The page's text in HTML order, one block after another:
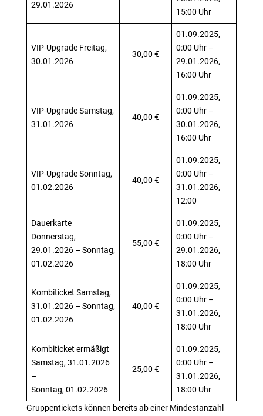
29.01.2026
15:00 Uhr
VIP-Upgrade Freitag,
30.01.2026
30,00 €
01.09.2025,
0:00 Uhr –
29.01.2026,
16:00 Uhr
VIP-Upgrade Samstag,
31.01.2026
40,00 €
01.09.2025,
0:00 Uhr –
30.01.2026,
16:00 Uhr
VIP-Upgrade Sonntag,
01.02.2026
40,00 €
01.09.2025,
0:00 Uhr –
31.01.2026,
12:00
Dauerkarte
Donnerstag,
29.01.2026 – Sonntag,
01.02.2026
55,00 €
01.09.2025,
0:00 Uhr –
29.01.2026,
18:00 Uhr
Kombiticket Samstag,
31.01.2026 – Sonntag,
01.02.2026
40,00 €
01.09.2025,
0:00 Uhr –
31.01.2026,
18:00 Uhr
Kombiticket ermäßigt
Samstag, 31.01.2026
–
Sonntag, 01.02.2026
25,00 €
01.09.2025,
0:00 Uhr –
31.01.2026,
18:00 Uhr
Gruppentickets können bereits ab einer Mindestanzahl